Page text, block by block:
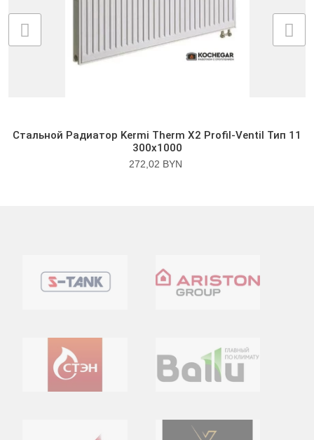
Стальной Радиатор Kermi Therm X2 Profil-Ventil Тип 11
300x1000
272,02 BYN